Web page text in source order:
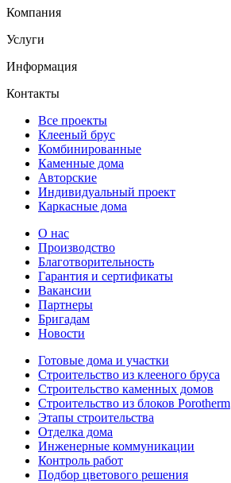
Компания
Услуги
Информация
Контакты
Все проекты
Клееный брус
Комбинированные
Каменные дома
Авторские
Индивидуальный проект
Каркасные дома
О нас
Производство
Благотворительность
Гарантия и сертификаты
Вакансии
Партнеры
Бригадам
Новости
Готовые дома и участки
Строительство из клееного бруса
Строительство каменных домов
Строительство из блоков Porotherm
Этапы строительства
Отделка дома
Инженерные коммуникации
Контроль работ
Подбор цветового решения